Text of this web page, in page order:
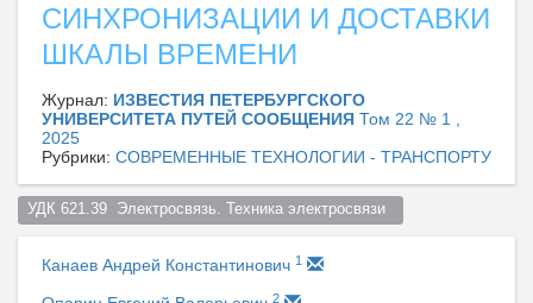
СИНХРОНИЗАЦИИ И ДОСТАВКИ
ШКАЛЫ ВРЕМЕНИ
Журнал: ИЗВЕСТИЯ ПЕТЕРБУРГСКОГО
УНИВЕРСИТЕТА ПУТЕЙ СООБЩЕНИЯ Том 22 № 1 ,
2025
Рубрики: СОВРЕМЕННЫЕ ТЕХНОЛОГИИ - ТРАНСПОРТУ
УДК 621.39  Электросвязь. Техника электросвязи
Канаев Андрей Константинович 1
2